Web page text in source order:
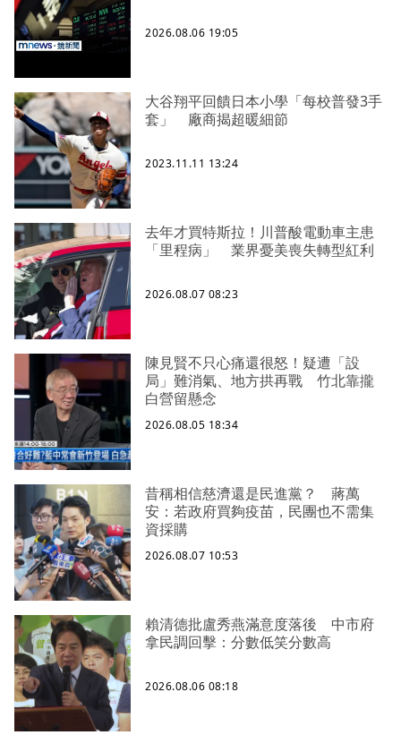
2026.08.06 19:05
大谷翔平回饋日本小學「每校普發3手
套」 廠商揭超暖細節
2023.11.11 13:24
去年才買特斯拉！川普酸電動車主患
「里程病」 業界憂美喪失轉型紅利
2026.08.07 08:23
陳見賢不只心痛還很怒！疑遭「設
局」難消氣、地方拱再戰 竹北靠攏
白營留懸念
2026.08.05 18:34
昔稱相信慈濟還是民進黨？ 蔣萬
安：若政府買夠疫苗，民團也不需集
資採購
2026.08.07 10:53
賴清德批盧秀燕滿意度落後 中市府
拿民調回擊：分數低笑分數高
2026.08.06 08:18